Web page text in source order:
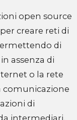
open source
per creare reti di
di
assenza di
o la rete
comunicazione
di
intermediari,